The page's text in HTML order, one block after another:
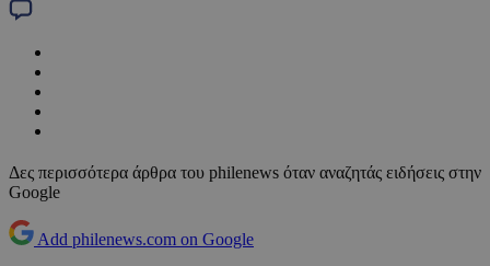
Δες περισσότερα άρθρα του philenews όταν αναζητάς ειδήσεις στην
Google
Add philenews.com on Google